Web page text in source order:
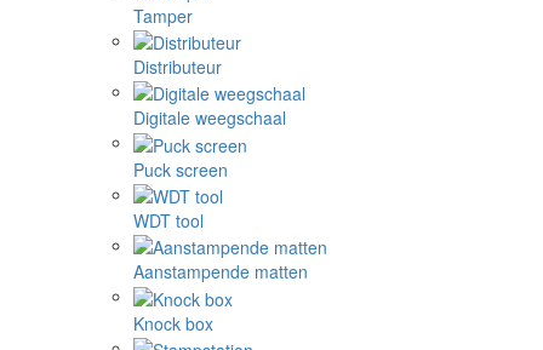
Tamper
Distributeur
Digitale weegschaal
Puck screen
WDT tool
Aanstampende matten
Knock box